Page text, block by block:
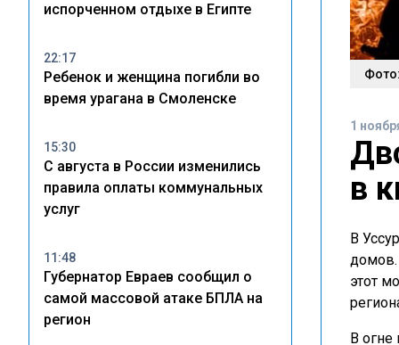
испорченном отдыхе в Египте
22:17
Ребенок и женщина погибли во
время урагана в Смоленске
15:30
С августа в России изменились
правила оплаты коммунальных
услуг
11:48
Губернатор Евраев сообщил о
самой массовой атаке БПЛА на
регион
1
в
В
домов.
этот
В